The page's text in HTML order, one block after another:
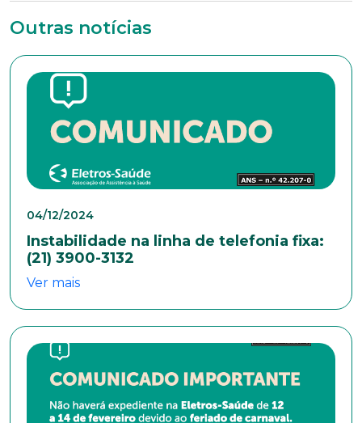
Outras notícias
04/12/2024
Instabilidade na linha de telefonia fixa:
(21) 3900-3132
Ver mais
Estado Civil
Escolaridade
Masculino
Feminino Outros
Anexar currículo*